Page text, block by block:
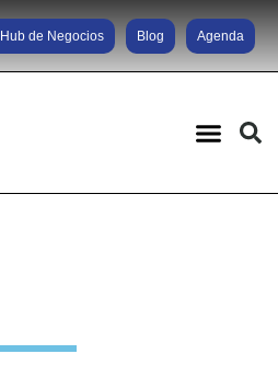
Hub de Negocios Blog Agenda